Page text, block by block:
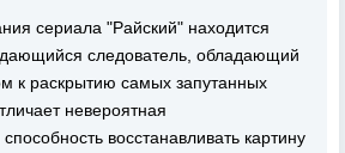
сериала "Райский" находится
следователь, обладающий
к раскрытию самых запутанных
невероятная
восстанавливать картину